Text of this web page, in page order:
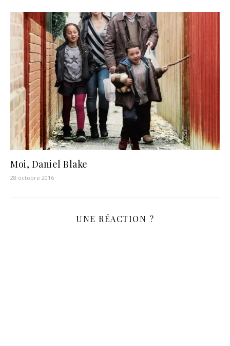
Moi, Daniel Blake
28 octobre 2016
UNE RÉACTION ?